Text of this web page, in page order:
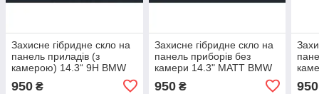
Захисне гібридне скло на
панель приладів (з
камерою) 14.3“ 9H BMW
950 ₴
Захисне гібридне скло на
панель приборів без
камери 14.3" MATT BMW
950₴ 950